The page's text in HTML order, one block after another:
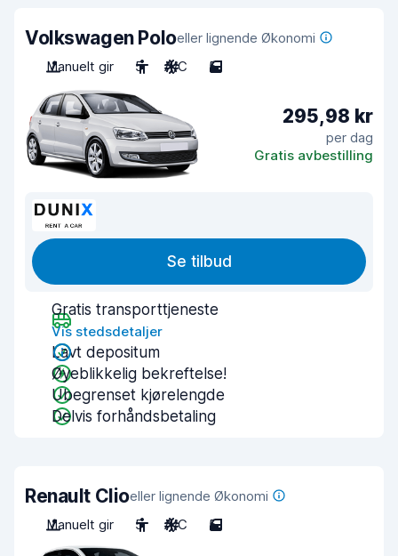
Volkswagen Poloeller lignende Økonomi
Manuelt gir
5 A/C 5
295,98 kr
per dag
Gratis avbestilling
Se tilbud
Gratis transporttjeneste
Vis stedsdetaljer
Lavt depositum
Øyeblikkelig bekreftelse!
Ubegrenset kjørelengde
Delvis forhåndsbetaling
Renault Clioeller lignende Økonomi
Manuelt gir
5 A/C 5